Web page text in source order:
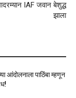
IAF जवान बेशुद्ध
झाला
आंदोलनाला पाठिंबा म्हणून